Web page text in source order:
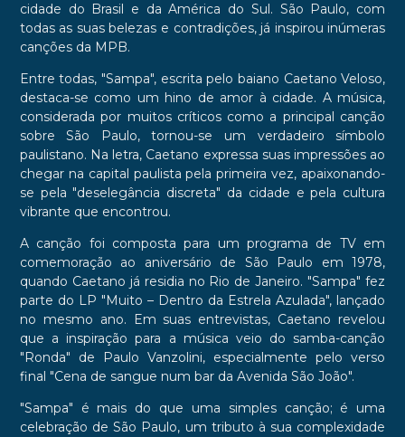
cidade do Brasil e da América do Sul. São Paulo, com
todas as suas belezas e contradições, já inspirou inúmeras
canções da MPB.
Entre todas, "Sampa", escrita pelo baiano Caetano Veloso,
destaca-se como um hino de amor à cidade. A música,
considerada por muitos críticos como a principal canção
sobre São Paulo, tornou-se um verdadeiro símbolo
paulistano. Na letra, Caetano expressa suas impressões ao
chegar na capital paulista pela primeira vez, apaixonando-
se pela "deselegância discreta" da cidade e pela cultura
vibrante que encontrou.
A canção foi composta para um programa de TV em
comemoração ao aniversário de São Paulo em 1978,
quando Caetano já residia no Rio de Janeiro. "Sampa" fez
parte do LP "Muito – Dentro da Estrela Azulada", lançado
no mesmo ano. Em suas entrevistas, Caetano revelou
que a inspiração para a música veio do samba-canção
"Ronda" de Paulo Vanzolini, especialmente pelo verso
final "Cena de sangue num bar da Avenida São João".
"Sampa" é mais do que uma simples canção; é uma
celebração de São Paulo, um tributo à sua complexidade